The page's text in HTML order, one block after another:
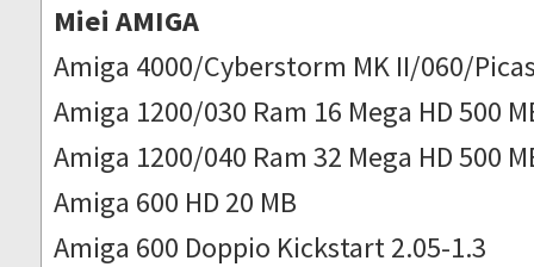
Miei AMIGA
Amiga 4000/Cyberstorm MK II/060/
Amiga 1200/030 Ram 16 Mega HD 500
Amiga 1200/040 Ram 32 Mega HD 500
Amiga 600 HD 20 MB
Amiga 600 Doppio Kickstart 2.05-1.3